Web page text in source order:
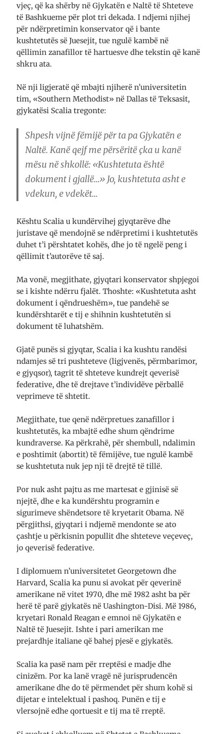
vjeç, që ka shërby në Gjykatën e Naltë të Shteteve
të Bashkueme për plot tri dekada. I ndjemi njihej
për ndërpretimin konservator që i bante
kushtetutës së Juesejit, tue ngulë kambë në
qëllimin zanafillor të hartuesve dhe tekstin që kanë
shkru ata.
Në nji ligjeratë që mbajti njiherë n’universitetin
tim, «Southern Methodist» në Dallas të Teksasit,
gjykatësi Scalia tregonte:
Shpesh vijnë fëmijë për ta pa Gjykatën e
Naltë. Kanë qejf me përsëritë çka u kanë
mësu në shkollë: «Kushtetuta është
dokument i gjallë…» Jo, kushtetuta asht e
vdekun, e vdekët…
Kështu Scalia u kundërvihej gjyqtarëve dhe
juristave që mendojnë se ndërpretimi i kushtetutës
duhet t’i përshtatet kohës, dhe jo të ngelë peng i
qëllimit t’autorëve të saj.
Ma vonë, megjithate, gjyqtari konservator shpjegoi
se i kishte ndërru fjalët. Thoshte: «Kushtetuta asht
dokument i qëndrueshëm», tue pandehë se
kundërshtarët e tij e shihnin kushtetutën si
dokument të luhatshëm.
Gjatë punës si gjyqtar, Scalia i ka kushtu randësi
ndamjes së tri pushteteve (ligjvenës, përmbarimor,
e gjyqsor), tagrit të shteteve kundrejt qeverisë
federative, dhe të drejtave t’individëve përballë
veprimeve të shtetit.
Megjithate, tue qenë ndërpretues zanafillor i
kushtetutës, ka mbajtë edhe shum qëndrime
kundraverse. Ka përkrahë, për shembull, ndalimin
e poshtimit (abortit) të fëmijëve, tue ngulë kambë
se kushtetuta nuk jep nji të drejtë të tillë.
Por nuk asht pajtu as me martesat e gjinisë së
njejtë, dhe e ka kundërshtu programin e
sigurimeve shëndetsore të kryetarit Obama. Në
përgjithsi, gjyqtari i ndjemë mendonte se ato
çashtje u përkisnin popullit dhe shteteve veçeveç,
jo qeverisë federative.
I diplomuem n’universitetet Georgetown dhe
Harvard, Scalia ka punu si avokat për qeverinë
amerikane në vitet 1970, dhe më 1982 asht ba për
herë të parë gjykatës në Uashington-Disi. Më 1986,
kryetari Ronald Reagan e emnoi në Gjykatën e
Naltë të Juesejit. Ishte i pari amerikan me
prejardhje italiane që bahej pjesë e gjykatës.
Scalia ka pasë nam për rreptësi e madje dhe
cinizëm. Por ka lanë vragë në jurisprudencën
amerikane dhe do të përmendet për shum kohë si
dijetar e intelektual i pashoq. Punën e tij e
vlersojnë edhe qortuesit e tij ma të rreptë.